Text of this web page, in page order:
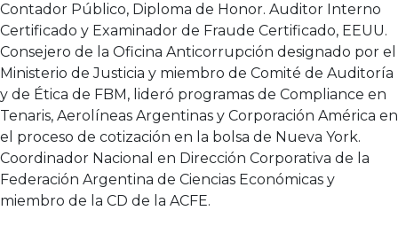
Contador Público, Diploma de Honor. Auditor Interno
Certificado y Examinador de Fraude Certificado, EEUU.
Consejero de la Oficina Anticorrupción designado por el
Ministerio de Justicia y miembro de Comité de Auditoría
y de Ética de FBM, lideró programas de Compliance en
Tenaris, Aerolíneas Argentinas y Corporación América en
el proceso de cotización en la bolsa de Nueva York.
Coordinador Nacional en Dirección Corporativa de la
Federación Argentina de Ciencias Económicas y
miembro de la CD de la ACFE.